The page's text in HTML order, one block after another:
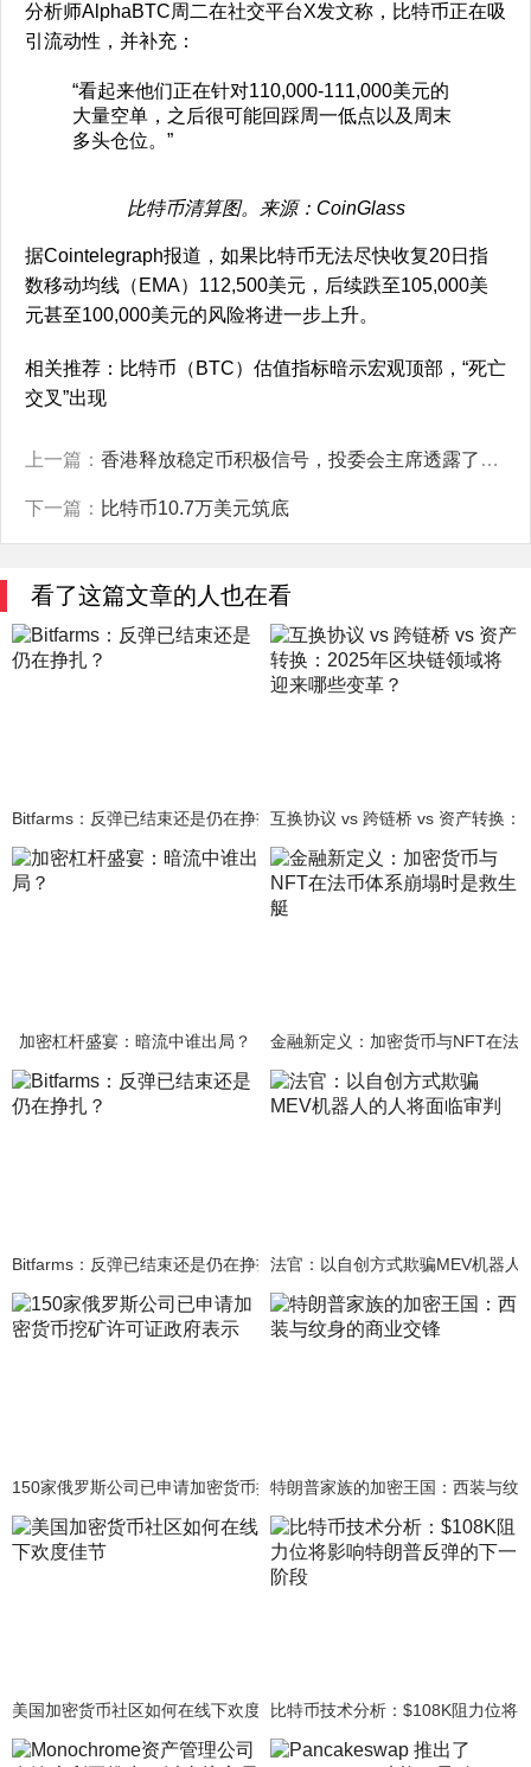
分析师AlphaBTC周二在社交平台X发文称，比特币正在吸
引流动性，并补充：
“看起来他们正在针对110,000-111,000美元的
大量空单，之后很可能回踩周一低点以及周末
多头仓位。”
比特币清算图。来源：CoinGlass
据Cointelegraph报道，如果比特币无法尽快收复20日指
数移动均线（EMA）112,500美元，后续跌至105,000美
元甚至100,000美元的风险将进一步上升。
相关推荐：比特币（BTC）估值指标暗示宏观顶部，“死亡
交叉”出现
上一篇： 香港释放稳定币积极信号，投委会主席透露了哪些关键信息？
下一篇： 比特币10.7万美元筑底
看了这篇文章的人也在看
Bitfarms：反弹已结束还是仍在挣扎？互换协议 vs 跨链桥 vs 资产转换
加密杠杆盛宴：暗流中谁出局？ 金融新定义：加密货币与NFT在法
Bitfarms：反弹已结束还是仍在挣扎？法官：以自创方式欺骗MEV机器人
150家俄罗斯公司已申请加密货币挖矿许可证政府表示
特朗普家族的加密王国：西装与纹
美国加密货币社区如何在线下欢度佳节比特币技术分析：$108K阻力位将